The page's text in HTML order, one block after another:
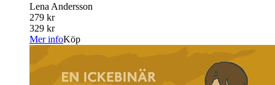
Lena Andersson
279 kr
329 kr
Mer infoKöp